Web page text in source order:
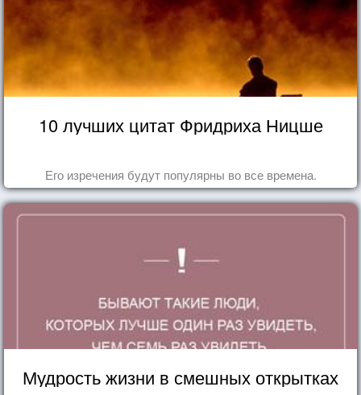
10 лучших цитат Фридриха Ницше
Его изречения будут популярны во все времена.
Мудрость жизни в смешных открытках